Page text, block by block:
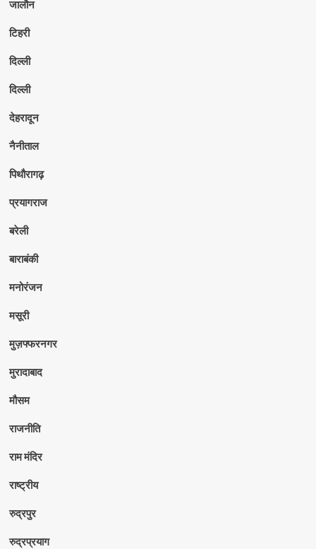
जालौन
टिहरी
दिल्ली
दिल्ली
देहरादून
नैनीताल
पिथौरागढ़
प्रयागराज
बरेली
बाराबंकी
मनोरंजन
मसूरी
मुज़फ्फरनगर
मुरादाबाद
मौसम
राजनीति
राम मंदिर
राष्ट्रीय
रुद्रपुर
रुद्रप्रयाग